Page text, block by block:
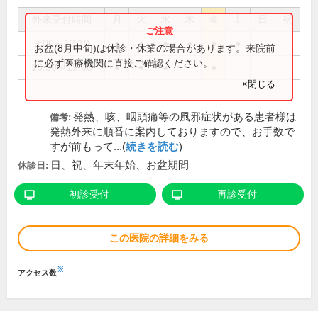
祝
9:00～12:10 ● ● ● ● ●
16:30～19:00 ● ● ●
お盆(8月中旬)は休診・休業の場合があります。来院前
に必ず医療機関に直接ご確認ください。
×閉じる
備考: 発熱、咳、咽頭痛等の風邪症状がある患者様は
発熱外来に順番に案内しておりますので、お手数で
すが前もって...(続きを読む)
休診日: 日、祝、年末年始、お盆期間
初診受付 再診受付
この医院の詳細をみる
アクセス数※